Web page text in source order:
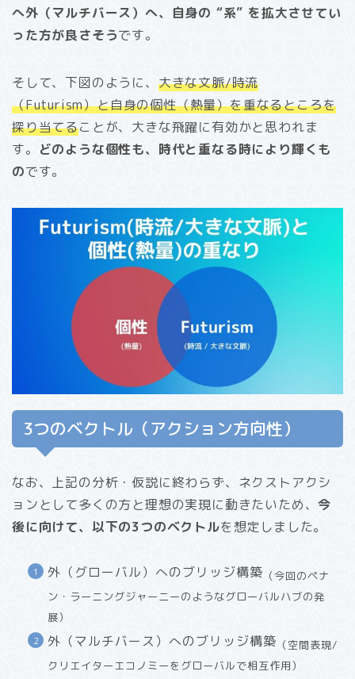
へ外（マルチバース）へ、自身の “系” を拡大させてい
った方が良さそうです。
そして、下図のように、 大きな文脈/時流
（Futurism）と自身の個性（熱量）を重なるところを
探り当てることが、大きな飛躍に有効かと思われま
す。 どのような個性も、時代と重なる時により輝くも
のです。
3つのベクトル（アクション方向性）
なお、上記の分析・仮説に終わらず、ネクストアクシ
ョンとして多くの方と理想の実現に動きたいため、 今
後に向けて、以下の3つのベクトルを想定しました。
外（グローバル）へのブリッジ構築 （今回のペナ
ン・ラーニングジャーニーのようなグローバルハブの発
展）
外（マルチバース）へのブリッジ構築 （空間表現/
クリエイターエコノミーをグローバルで相互作用）